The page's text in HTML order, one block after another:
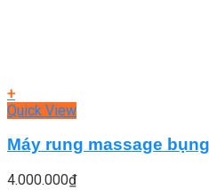
+
Quick View
Máy rung massage
4.000.000₫